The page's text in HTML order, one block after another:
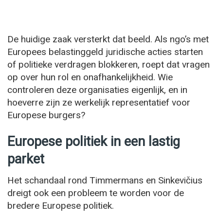
De huidige zaak versterkt dat beeld. Als ngo’s met
Europees belastinggeld juridische acties starten
of politieke verdragen blokkeren, roept dat vragen
op over hun rol en onafhankelijkheid. Wie
controleren deze organisaties eigenlijk, en in
hoeverre zijn ze werkelijk representatief voor
Europese burgers?
Europese politiek in een lastig
parket
Het schandaal rond Timmermans en Sinkevičius
dreigt ook een probleem te worden voor de
bredere Europese politiek.